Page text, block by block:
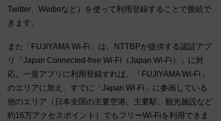
Twitter、Weiboなど）を使って利用登録することで接続で
きます。
また「FUJIYAMA Wi-Fi」は、NTTBPが提供する認証アプ
リ「Japan Connected-free Wi-Fi（Japan Wi-Fi）」に対
応。一度アプリに利用登録すれば、「FUJIYAMA Wi-Fi」
のエリアに加え、すでに「Japan Wi-Fi」に参画している
他のエリア（日本全国の主要空港、主要駅、観光施設など
約16万アクセスポイント）でもフリーWi-Fiを利用できま